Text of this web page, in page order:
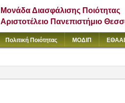
Μονάδα Διασφάλισης Ποιότητας
Αριστοτέλειο Πανεπιστήμιο
Πολιτική Ποιότητας ΜΟΔΙΠ